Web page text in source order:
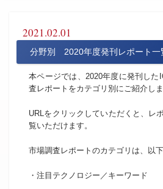
2021.02.01
分野別 2020年度発刊レポート一
本ページでは、2020年度に発刊した
査レポートをカテゴリ別にご紹介しま
URLをクリックしていただくと、レ
覧いただけます。
市場調査レポートのカテゴリは、以
・注目テクノロジー／キーワード